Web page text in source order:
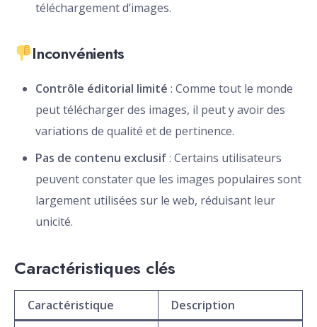
téléchargement d’images.
Inconvénients
Contrôle éditorial limité : Comme tout le monde
peut télécharger des images, il peut y avoir des
variations de qualité et de pertinence.
Pas de contenu exclusif: Certains utilisateurs
peuvent constater que les images populaires sont
largement utilisées sur le web, réduisant leur
unicité.
Caractéristiques clés
Caractéristique
Description